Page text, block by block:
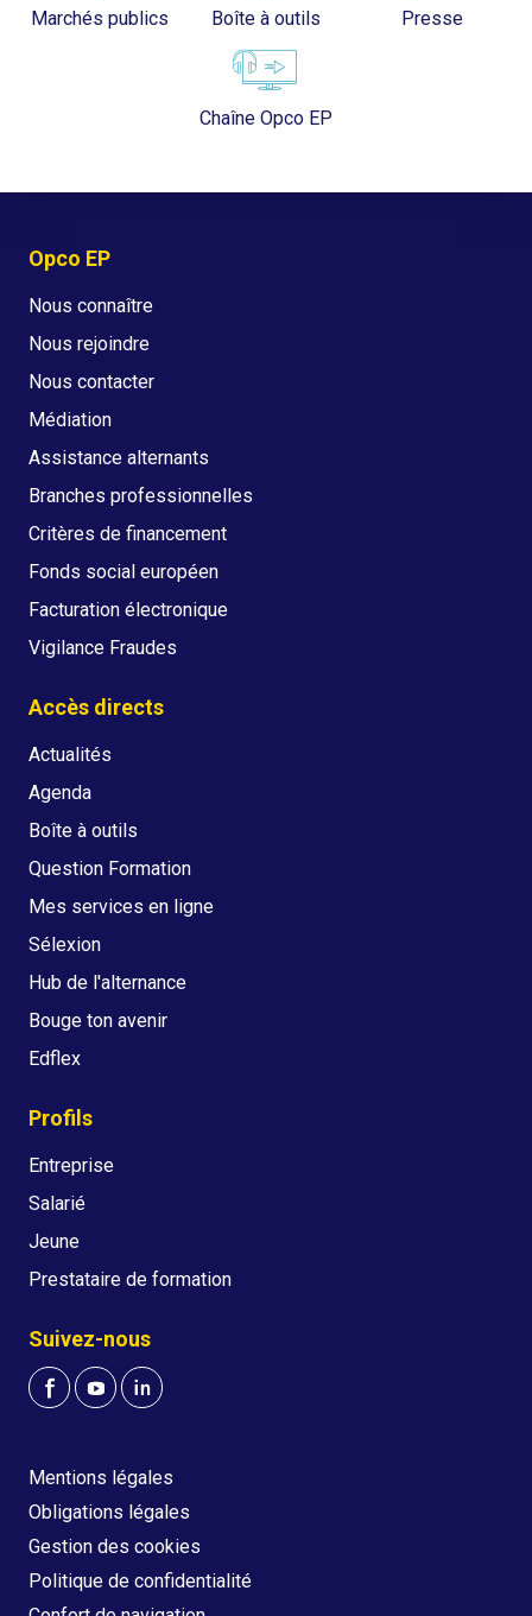
Marchés publics Boîte à outils Presse
Chaîne Opco EP
Opco EP
Nous connaître
Nous rejoindre
Nous contacter
Médiation
Assistance alternants
Branches professionnelles
Critères de financement
Fonds social européen
Facturation électronique
Vigilance Fraudes
Accès directs
Actualités
Agenda
Boîte à outils
Question Formation
Mes services en ligne
Sélexion
Hub de l'alternance
Bouge ton avenir
Edflex
Profils
Entreprise
Salarié
Jeune
Prestataire de formation
Suivez-nous
Mentions légales
Obligations légales
Gestion des cookies
Politique de confidentialité